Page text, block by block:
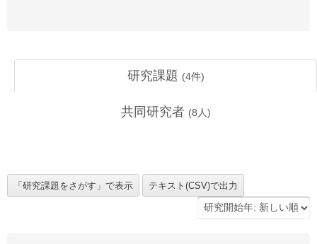
研究課題 (4件)
共同研究者 (8 人)